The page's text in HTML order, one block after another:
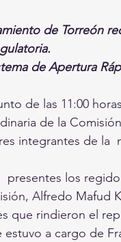
de Torreón
de Apertura
de las 11:00
de la
integrantes de la
presentes los
Alfredo Mafud
que rindieron el
estuvo a cargo de